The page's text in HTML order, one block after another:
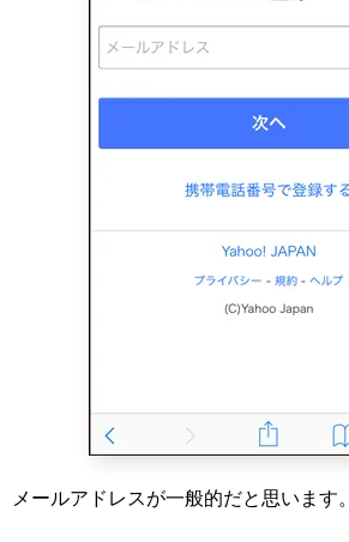
メールアドレスが一般的だと思います。